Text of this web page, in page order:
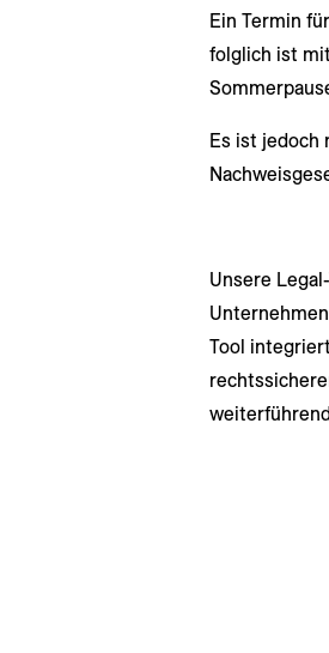
Ein Termin
folglich ist
Es ist jedoch
Unsere
Tool